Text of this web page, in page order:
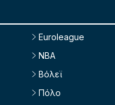
Euroleague
NBA
Βόλεϊ
Πόλο